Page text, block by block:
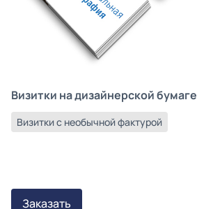
Визитки на дизайнерской бумаге
Визитки с необычной фактурой
Заказать